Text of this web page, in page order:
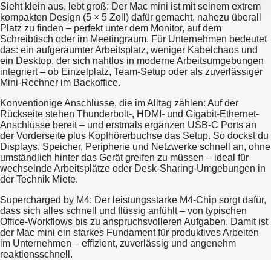
Sieht klein aus, lebt groß: Der Mac mini ist mit seinem extrem
kompakten Design (5 × 5 Zoll) dafür gemacht, nahezu überall
Platz zu finden – perfekt unter dem Monitor, auf dem
Schreibtisch oder im Meetingraum. Für Unternehmen bedeutet
das: ein aufgeräumter Arbeitsplatz, weniger Kabelchaos und
ein Desktop, der sich nahtlos in moderne Arbeitsumgebungen
integriert – ob Einzelplatz, Team-Setup oder als zuverlässiger
Mini-Rechner im Backoffice.
Konventionige Anschlüsse, die im Alltag zählen: Auf der
Rückseite stehen Thunderbolt-, HDMI- und Gigabit-Ethernet-
Anschlüsse bereit – und erstmals ergänzen USB-C Ports an
der Vorderseite plus Kopfhörerbuchse das Setup. So dockst du
Displays, Speicher, Peripherie und Netzwerke schnell an, ohne
umständlich hinter das Gerät greifen zu müssen – ideal für
wechselnde Arbeitsplätze oder Desk-Sharing-Umgebungen in
der Technik Miete.
Supercharged by M4: Der leistungsstarke M4-Chip sorgt dafür,
dass sich alles schnell und flüssig anfühlt – von typischen
Office-Workflows bis zu anspruchsvolleren Aufgaben. Damit ist
der Mac mini ein starkes Fundament für produktives Arbeiten
im Unternehmen – effizient, zuverlässig und angenehm
reaktionsschnell.